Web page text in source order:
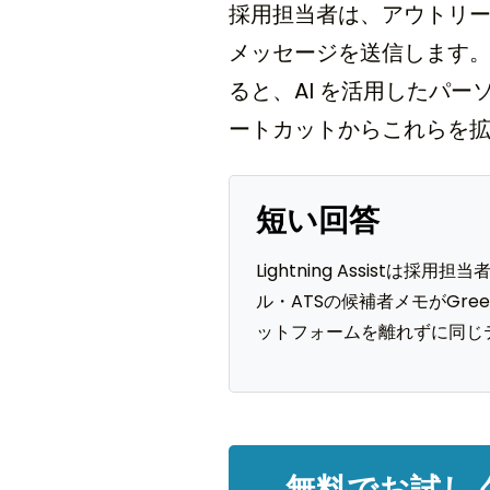
採用担当者は、アウトリ
メッセージを送信します
ると、AI を活用したパー
ートカットからこれらを
短い回答
Lightning Assistは採用担当
ル・ATSの候補者メモが
ットフォームを離れずに同